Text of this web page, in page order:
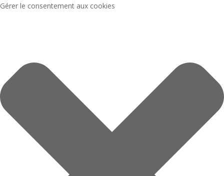
Gérer le consentement aux cookies